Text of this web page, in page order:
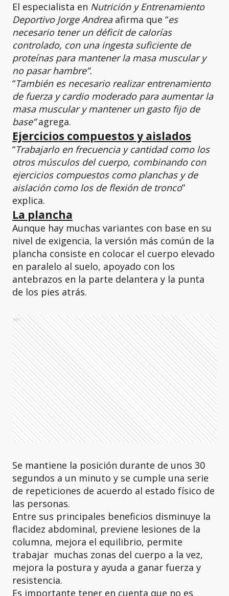
El especialista en Nutrición y Entrenamiento
Deportivo Jorge Andreaafirma que “es
necesario tener un déficit de calorías
controlado, con una ingesta suficiente de
proteínas para mantener la masa muscular y
no pasar hambre”.
“También es necesario realizar entrenamiento
de fuerza y cardio moderado para aumentar la
masa muscular y mantener un gasto fijo de
base”agrega.
Ejercicios compuestos y aislados
“Trabajarlo en frecuencia y cantidad como los
otros músculos del cuerpo, combinando con
ejercicios compuestos como planchas y de
aislación como los de flexión de tronco”
explica.
La plancha
Aunque hay muchas variantes con base en su
nivel de exigencia, la versión más común de la
plancha consiste en colocar el cuerpo elevado
en paralelo al suelo, apoyado con los
antebrazos en la parte delantera y la punta
de los pies atrás.
Ads
Se mantiene la posición durante de unos 30
segundos a un minuto y se cumple una serie
de repeticiones de acuerdo al estado físico de
las personas.
Entre sus principales beneficios disminuye la
flacidez abdominal, previene lesiones de la
columna, mejora el equilibrio, permite
trabajar muchas zonas del cuerpo a la vez,
mejora la postura y ayuda a ganar fuerza y
resistencia.
Es importante tener en cuenta que no es